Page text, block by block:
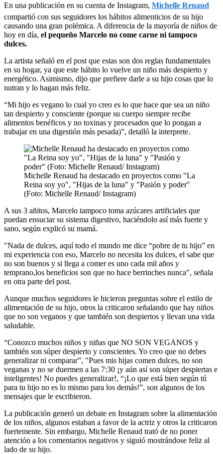
En una publicación en su cuenta de Instagram, Michelle Renaud
compartió con sus seguidores los hábitos alimenticios de su hijo
causando una gran polémica. A diferencia de la mayoría de niños de
hoy en día, el pequeño Marcelo no come carne ni tampoco
dulces.
La artista señaló en el post que estas son dos reglas fundamentales
en su hogar, ya que este hábito lo vuelve un niño más despierto y
energético. Asimismo, dijo que prefiere darle a su hijo cosas que lo
nutran y lo hagan más feliz.
“Mi hijo es vegano lo cual yo creo es lo que hace que sea un niño
tan despierto y consciente (porque su cuerpo siempre recibe
alimentos benéficos y no toxinas y procesados que lo pongan a
trabajar en una digestión más pesada)”, detalló la interprete.
Michelle Renaud ha destacado en proyectos como "La
Reina soy yo", "Hijas de la luna" y "Pasión y poder"
(Foto: Michelle Renaud/ Instagram)
A sus 3 añitos, Marcelo tampoco toma azúcares artificiales que
puedan ensuciar su sistema digestivo, haciéndolo así más fuerte y
sano, según explicó su mamá.
"Nada de dulces, aquí todo el mundo me dice “pobre de tu hijo” en
mi experiencia con eso, Marcelo no necesita los dulces, el sabe que
no son buenos y si llega a comer es uno cada mil años y
temprano,los beneficios son que no hace berrinches nunca", señala
en otra parte del post.
Aunque muchos seguidores le hicieron preguntas sobre el estilo de
alimentación de su hijo, otros la criticaron señalando que hay niños
que no son veganos y que también son despiertos y llevan una vida
saludable.
“Conozco muchos niños y niñas que NO SON VEGANOS y
también son súper despierto y conscientes. Yo creo que no debes
generalizar ni comparar”, "Pues mis hijas comen dulces, no son
veganas y no se duermen a las 7:30 ¡y aún así son súper despiertas e
inteligentes! No puedes generalizar!, “¡Lo que está bien según tú
para tu hijo no es lo mismo para los demás!”, son algunos de los
mensajes que le escribieron.
La publicación generó un debate en Instagram sobre la alimentación
de los niños, algunos estaban a favor de la actriz y otros la criticaron
fuertemente. Sin embargo, Michelle Renaud trató de no poner
atención a los comentarios negativos y siguió mostrándose feliz al
lado de su hijo.